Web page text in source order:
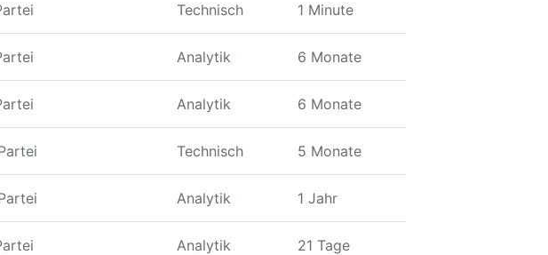
Technisch 1 Minute
Analytik 6 Monate
Analytik 6 Monate
Technisch 5 Monate
Analytik 1 Jahr
Analytik 21 Tage